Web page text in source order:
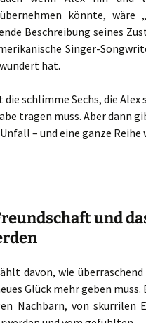
könnte, wäre
Beschreibung seines
Singer-
hat.
die schlimme Sechs, die Alex
tragen muss. Aber dann
– und eine ganze Reihe
und
davon, wie
Glück mehr geben
Nachbarn, von skurrilen